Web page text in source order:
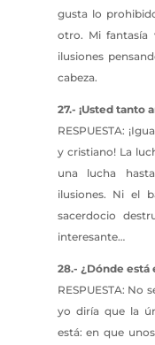
gusta lo
otro. Mi fantasía
ilusiones
cabeza.
27.- ¡Usted tanto
RESPUESTA:
y cristiano! La
una lucha
ilusiones. Ni el
sacerdocio
interesante…
28.- ¿Dónde
RESPUESTA: No
yo diría que la
está: en que